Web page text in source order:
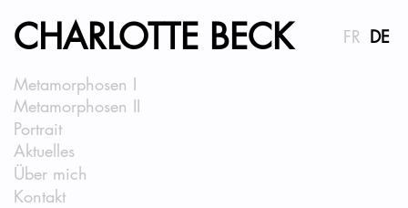
CHARLOTTE BECK FR DE
Metamorphosen I
Metamorphosen II
Portrait
Aktuelles
Über mich
Kontakt